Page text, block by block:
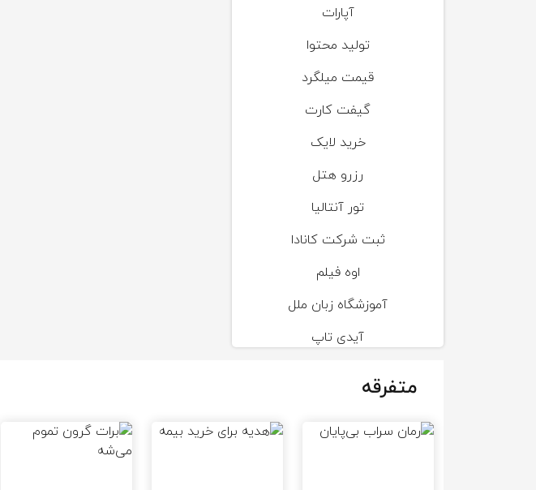
آپارات
تولید محتوا
قیمت میلگرد
گیفت کارت
خرید لایک
رزرو هتل
تور آنتالیا
ثبت شرکت کانادا
اوه فیلم
آموزشگاه زبان ملل
آیدی تاپ
متفرقه